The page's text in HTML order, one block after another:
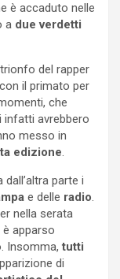
è accaduto nelle
a due verdetti
del rapper
il primato per
che
avrebbero
messo in
edizione.
dall’altra parte i
e delle radio.
nella serata
apparso
Insomma,tutti
di